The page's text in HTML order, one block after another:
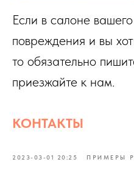
Если в салоне
повреждения и вы
то обязательно
приезжайте к нам.
КОНТАКТЫ
2023-03-01 20:25 ПРИМЕРЫ